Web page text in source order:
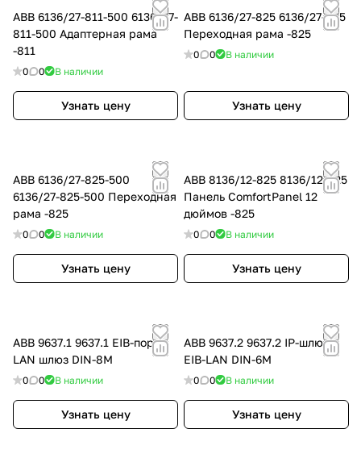
ABB 6136/27-811-500 6136/27-
811-500 Адаптерная рама
-811
0 0 В наличии
Узнать цену
ABB 6136/27-825 6136/27-825
Переходная рама -825
0 0 В наличии
Узнать цену
ABB 6136/27-825-500
6136/27-825-500 Переходная
рама -825
0 0 В наличии
Узнать цену
ABB 8136/12-825 8136/12-825
Панель ComfortPanel 12
дюймов -825
0 0 В наличии
Узнать цену
ABB 9637.1 9637.1 EIB-порт
LAN шлюз DIN-8M
0 0 В наличии
Узнать цену
ABB 9637.2 9637.2 IP-шлюз
EIB-LAN DIN-6M
0 0 В наличии
Узнать цену